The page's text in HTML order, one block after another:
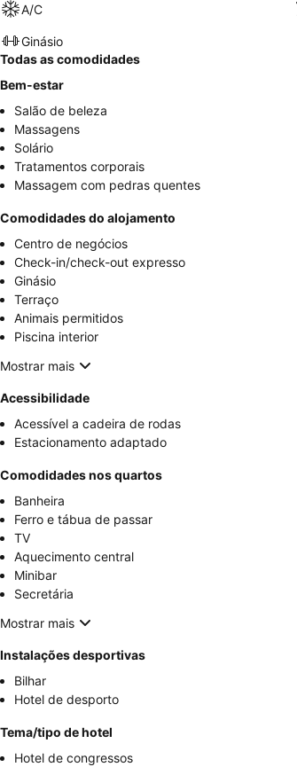
A/C
Ginásio
Todas as comodidades
Bem-estar
Salão de beleza
Massagens
Solário
Tratamentos corporais
Massagem com pedras quentes
Comodidades do alojamento
Centro de negócios
Check-in/check-out expresso
Ginásio
Terraço
Animais permitidos
Piscina interior
Mostrar mais
Acessibilidade
Acessível a cadeira de rodas
Estacionamento adaptado
Comodidades nos quartos
Banheira
Ferro e tábua de passar
TV
Aquecimento central
Minibar
Secretária
Mostrar mais
Instalações desportivas
Bilhar
Hotel de desporto
Tema/tipo de hotel
Hotel de congressos